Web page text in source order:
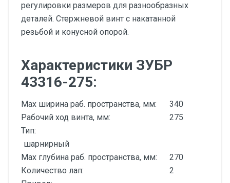
регулировки размеров для разнообразных
деталей. Стержневой винт с накатанной
резьбой и конусной опорой.
Характеристики ЗУБР
43316-275:
Max ширина раб. пространства, мм:
340
Рабочий ход винта, мм:
275
Тип:
шарнирный
Max глубина раб. пространства, мм:
270
Количество лап:
2